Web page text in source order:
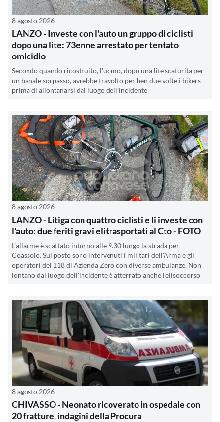
8 agosto 2026
LANZO - Investe con l'auto un gruppo di ciclisti
dopo una lite: 73enne arrestato per tentato
omicidio
Secondo quando ricostruito, l'uomo, dopo una lite scaturita per
un banale sorpasso, avrebbe travolto per ben due volte i bikers
prima di allontanarsi dal luogo dell'incidente
8 agosto 2026
LANZO - Litiga con quattro ciclisti e li investe con
l'auto: due feriti gravi elitrasportati al Cto - FOTO
L’allarme è scattato intorno alle 9.30 lungo la strada per
Coassolo. Sul posto sono intervenuti i militari dell'Arma e gli
operatori del 118 di Azienda Zero con diverse ambulanze. Non
lontano dal luogo dell'incidente è atterrato anche l'elisoccorso
8 agosto 2026
CHIVASSO - Neonato ricoverato in ospedale con
20 fratture, indagini della Procura